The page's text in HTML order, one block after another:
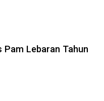
Lebaran Tahun